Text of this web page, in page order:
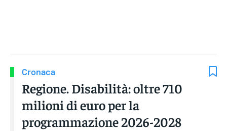
Cronaca
Regione. Disabilità: oltre 710
milioni di euro per la
programmazione 2026-2028